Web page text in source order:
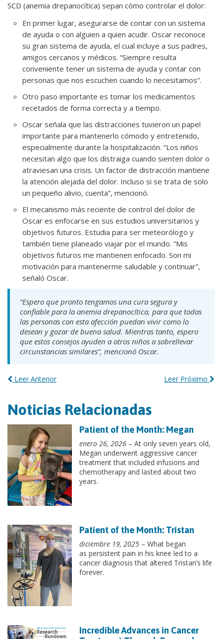
SCD (anemia drepanocítica) sepan cómo controlar el dolor:
En primer lugar, asegurarse de contar con un sistema
de ayuda o con alguien a quien acudir. Oscar reconoce
su gran sistema de ayuda, el cual incluye a sus padres,
amigos cercanos y médicos. “Siempre resulta
conveniente tener un sistema de ayuda y contar con
personas que nos escuchen cuando lo necesitamos”.
Otro paso importante es tomar los medicamentos
recetados de forma correcta y a tiempo.
Oscar señala que las distracciones tuvieron un papel
importante para mantenerlo cómodo y entretenido,
especialmente durante la hospitalización. “Los niños
necesitan algo que los distraiga cuando sienten dolor o
atraviesan una crisis. Un factor de distracción mantiene
la atención alejada del dolor. Incluso si se trata de solo
un pequeño alivio, cuenta”, mencionó.
El mecanismo más reciente de control del dolor de
Oscar es enfocarse en sus estudios universitarios y
objetivos futuros. Estudia para ser meteorólogo y
también tiene planeado viajar por el mundo. “Mis
objetivos futuros me mantienen enfocado. Son mi
motivación para mantenerme saludable y continuar”,
señaló Oscar.
“Espero que pronto tengamos una cura segura y
confiable para la anemia drepanocítica, para que todas
las personas con esta afección puedan vivir como lo
desean y gozar de buena salud. Mientras tanto, espero
que estos consejos ayuden a otros niños a sobrellevar
circunstancias similares”, mencionó Oscar.
Leer Anterior Leer Próximo
Noticias Relacionadas
Patient of the Month: Megan
enero 26, 2026 – At only seven years old,
Megan underwent aggressive cancer
treatment that included infusions and
chemotherapy and lasted about two
years.
Patient of the Month: Tristan
diciembre 19, 2025 – What began
as persistent pain in his knee led to a
cancer diagnosis that altered Tristan’s life
forever.
Incredible Advances in Cancer